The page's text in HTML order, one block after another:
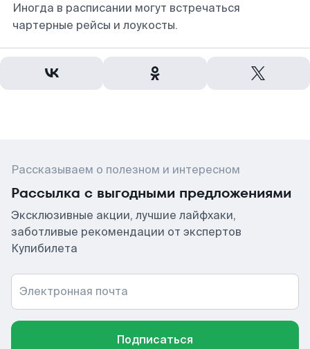
Иногда в расписании могут встречаться
чартерные рейсы и лоукосты.
Рассказываем о полезном и интересном
Рассылка с выгодными предложениями
Эксклюзивные акции, лучшие лайфхаки,
заботливые рекомендации от экспертов
Купибилета
Электронная почта
Подписаться